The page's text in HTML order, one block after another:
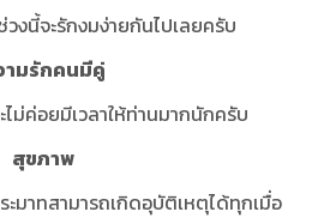
วงนี้จะรักงมง่ายกันไปเลยครับ
ามรักคนมีคู่
ม่ค่อยมีเวลาให้ท่านมากนักครับ
สุขภาพ
ะมาทสามารถเกิดอุบัติเหตุได้ทุกเมื่อ